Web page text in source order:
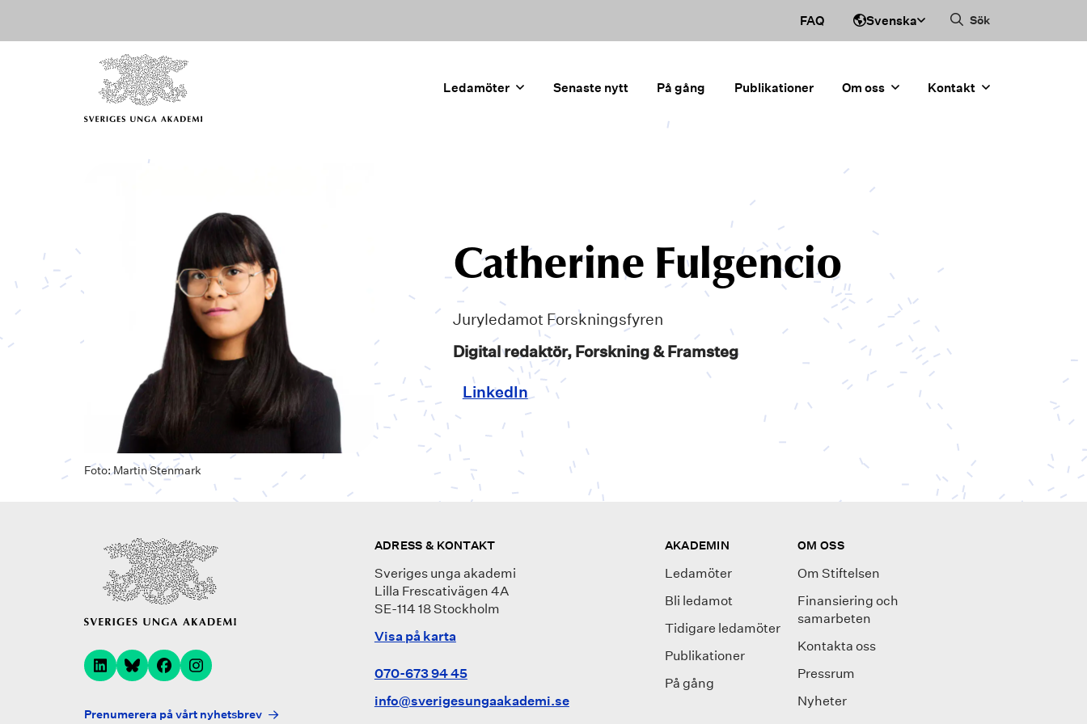
FAQ Svenska Sök
Ledamöter Senaste nytt På gång Publikationer Om oss Kontakt
Foto: Martin Stenmark
Catherine Fulgencio
Juryledamot Forskningsfyren
Digital redaktör, Forskning & Framsteg
LinkedIn
Prenumerera på vårt nyhetsbrev
ADRESS & KONTAKT
Sveriges unga akademi
Lilla Frescativägen 4A
SE-114 18 Stockholm
Visa på karta
070-673 94 45
info@sverigesungaakademi.se
AKADEMIN
Ledamöter
Bli ledamot
Tidigare ledamöter
Publikationer
På gång
OM OSS
Om Stiftelsen
Finansiering och
samarbeten
Kontakta oss
Pressrum
Nyheter